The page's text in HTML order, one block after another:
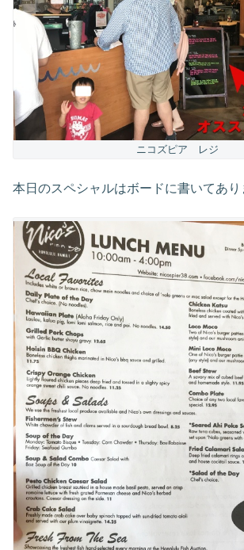
ニコズピア レジ
本日のスペシャルはボードに書いてあり